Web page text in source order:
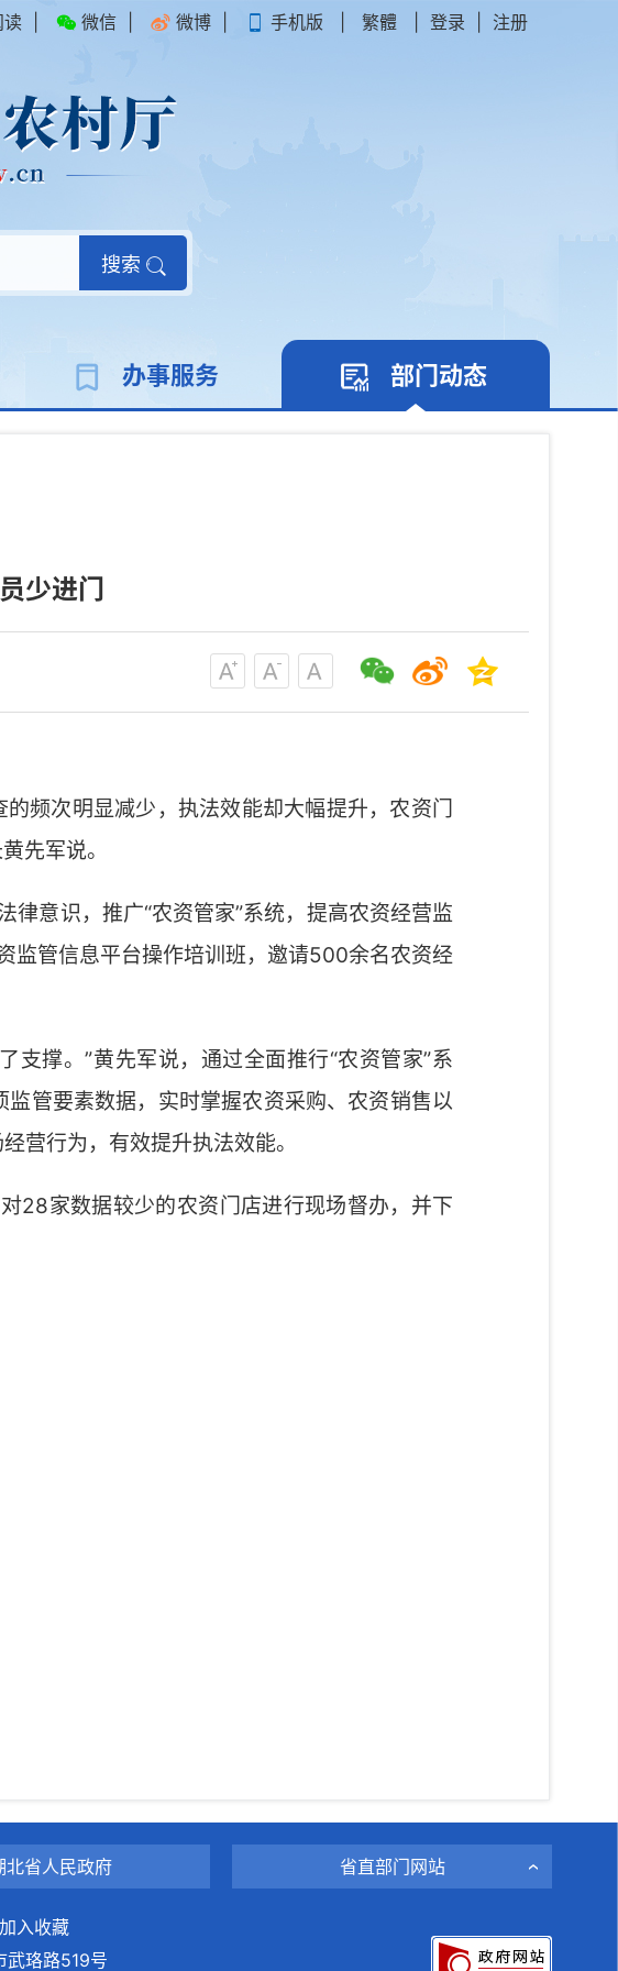
读 微信 微博 手机版 繁體 登录 注册
搜索
办事服务 部门动态
少进门
的频次明显减少，执法效能却大幅提升，农资门
先军说。
意识，推广“农资管家”系统，提高农资经营监
监管信息平台操作培训班，邀请500余名农资经
支撑。”黄先军说，通过全面推行“农资管家”系
管要素数据，实时掌握农资采购、农资销售以
营行为，有效提升执法效能。
28家数据较少的农资门店进行现场督办，并下
北省人民政府 省直部门网站
加入收藏
武珞路519号